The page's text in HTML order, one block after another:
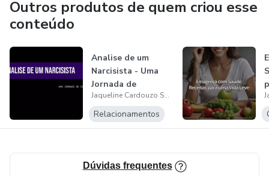
Outros produtos de quem criou esse
conteúdo
Analise de um
Narcisista - Uma
Jornada de
Conhecimento
Jaqueline Cardouzo Sobrinho
Relacionamentos
Dúvidas frequentes